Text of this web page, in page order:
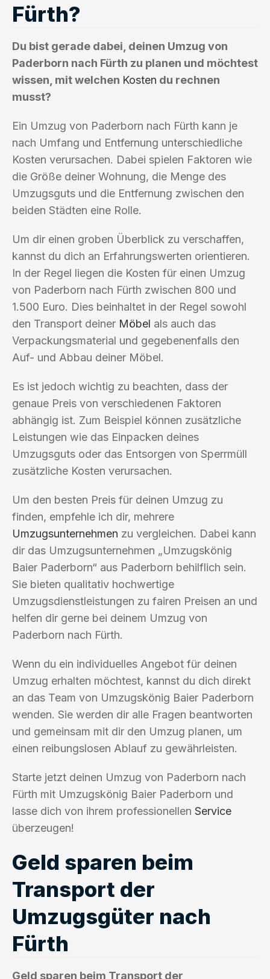
Fürth?
Du bist gerade dabei, deinen Umzug von
Paderborn nach Fürth zu planen und möchtest
wissen, mit welchen Kosten du rechnen
musst?
Ein Umzug von Paderborn nach Fürth kann je
nach Umfang und Entfernung unterschiedliche
Kosten verursachen. Dabei spielen Faktoren wie
die Größe deiner Wohnung, die Menge des
Umzugsguts und die Entfernung zwischen den
beiden Städten eine Rolle.
Um dir einen groben Überblick zu verschaffen,
kannst du dich an Erfahrungswerten orientieren.
In der Regel liegen die Kosten für einen Umzug
von Paderborn nach Fürth zwischen 800 und
1.500 Euro. Dies beinhaltet in der Regel sowohl
den Transport deiner Möbel als auch das
Verpackungsmaterial und gegebenenfalls den
Auf- und Abbau deiner Möbel.
Es ist jedoch wichtig zu beachten, dass der
genaue Preis von verschiedenen Faktoren
abhängig ist. Zum Beispiel können zusätzliche
Leistungen wie das Einpacken deines
Umzugsguts oder das Entsorgen von Sperrmüll
zusätzliche Kosten verursachen.
Um den besten Preis für deinen Umzug zu
finden, empfehle ich dir, mehrere
Umzugsunternehmen zu vergleichen. Dabei kann
dir das Umzugsunternehmen „Umzugskönig
Baier Paderborn“ aus Paderborn behilflich sein.
Sie bieten qualitativ hochwertige
Umzugsdienstleistungen zu fairen Preisen an und
helfen dir gerne bei deinem Umzug von
Paderborn nach Fürth.
Wenn du ein individuelles Angebot für deinen
Umzug erhalten möchtest, kannst du dich direkt
an das Team von Umzugskönig Baier Paderborn
wenden. Sie werden dir alle Fragen beantworten
und gemeinsam mit dir den Umzug planen, um
einen reibungslosen Ablauf zu gewährleisten.
Starte jetzt deinen Umzug von Paderborn nach
Fürth mit Umzugskönig Baier Paderborn und
lasse dich von ihrem professionellen Service
überzeugen!
Geld sparen beim
Transport der
Umzugsgüter nach
Fürth
Geld sparen beim Transport der